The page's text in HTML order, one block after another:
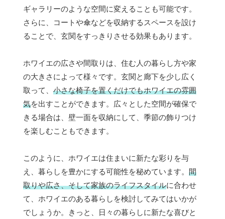
ギャラリーのような空間に変えることも可能です。
さらに、コートや傘などを収納するスペースを設け
ることで、玄関をすっきりさせる効果もあります。
ホワイエの広さや間取りは、住む人の暮らし方や家
の大きさによって様々です。玄関と廊下を少し広く
取って、 小さな椅子を置くだけでもホワイエの雰囲
気を出すことができます。広々とした空間が確保で
きる場合は、壁一面を収納にして、季節の飾りつけ
を楽しむこともできます。
このように、ホワイエは住まいに新たな彩りを与
え、暮らしを豊かにする可能性を秘めています。 間
取りや広さ、そして家族のライフスタイルに合わせ
て、ホワイエのある暮らしを検討してみてはいかが
でしょうか。きっと、日々の暮らしに新たな喜びと